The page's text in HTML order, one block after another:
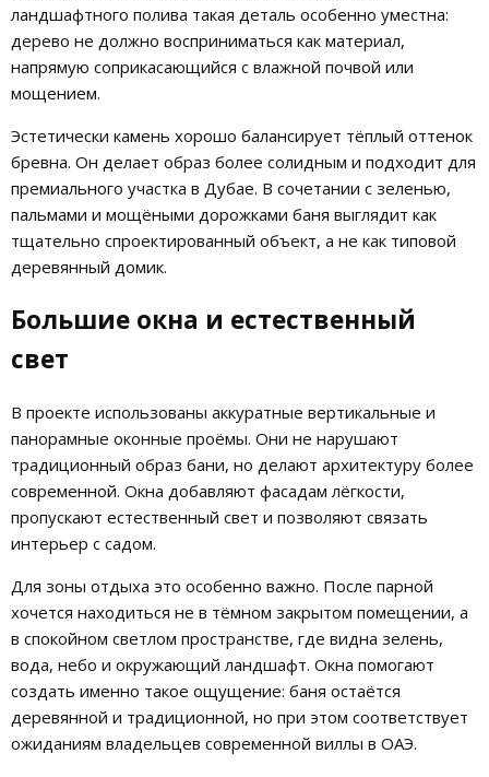
ландшафтного полива такая деталь особенно уместна:
дерево не должно восприниматься как материал,
напрямую соприкасающийся с влажной почвой или
мощением.
Эстетически камень хорошо балансирует тёплый оттенок
бревна. Он делает образ более солидным и подходит для
премиального участка в Дубае. В сочетании с зеленью,
пальмами и мощёными дорожками баня выглядит как
тщательно спроектированный объект, а не как типовой
деревянный домик.
Большие окна и естественный
свет
В проекте использованы аккуратные вертикальные и
панорамные оконные проёмы. Они не нарушают
традиционный образ бани, но делают архитектуру более
современной. Окна добавляют фасадам лёгкости,
пропускают естественный свет и позволяют связать
интерьер с садом.
Для зоны отдыха это особенно важно. После парной
хочется находиться не в тёмном закрытом помещении, а
в спокойном светлом пространстве, где видна зелень,
вода, небо и окружающий ландшафт. Окна помогают
создать именно такое ощущение: баня остаётся
деревянной и традиционной, но при этом соответствует
ожиданиям владельцев современной виллы в ОАЭ.